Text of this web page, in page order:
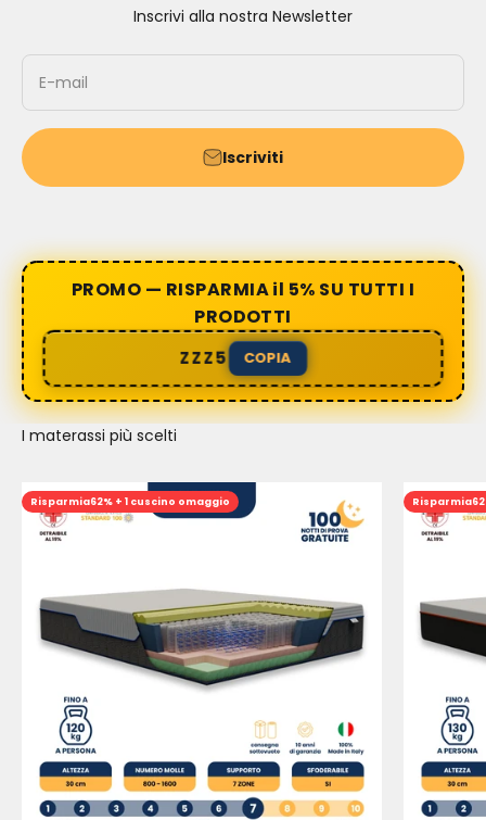
Inscrivi alla nostra Newsletter
E-mail
Iscriviti
PROMO — RISPARMIA il 5% SU TUTTI I
PRODOTTI
ZZZ5 COPIA
I materassi più scelti
Risparmia62% + 1 cuscino omaggio Risparmia